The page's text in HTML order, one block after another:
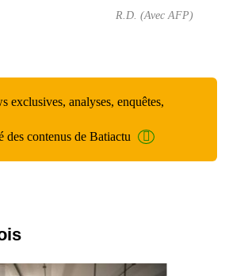
R.D. (Avec AFP)
exclusives, analyses, enquêtes,
des contenus de Batiactu